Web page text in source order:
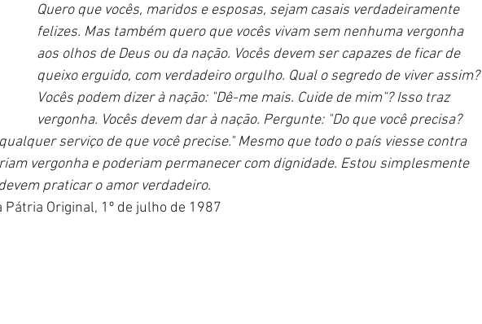
Quero que vocês, maridos e esposas, sejam casais verdadeiramente
felizes. Mas também quero que vocês vivam sem nenhuma vergonha
aos olhos de Deus ou da nação. Vocês devem ser capazes de ficar de
queixo erguido, com verdadeiro orgulho. Qual o segredo de viver assim?
Vocês podem dizer à nação: "Dê-me mais. Cuide de mim"? Isso traz
vergonha. Vocês devem dar à nação. Pergunte: "Do que você precisa?
serviço de que você precise." Mesmo que todo o país viesse contra
vergonha e poderiam permanecer com dignidade. Estou simplesmente
praticar o amor verdadeiro.
Pátria Original, 1º de julho de 1987